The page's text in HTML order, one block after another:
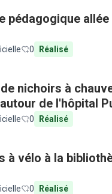
pédagogique allée
0 Réalisé
nichoirs à
de l'hôpital
0 Réalisé
à vélo à la
0 Réalisé